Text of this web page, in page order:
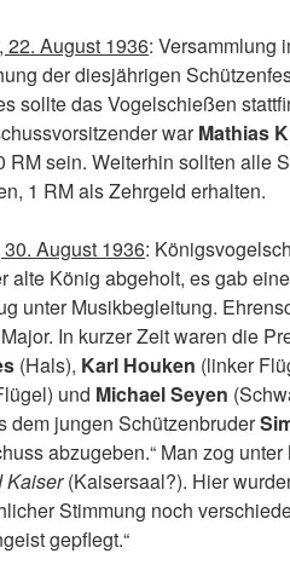
22. August 1936: Versammlung
der diesjährigen
sollte das Vogelschießen
warMathias
RM sein. Weiterhin sollten alle
1 RM als Zehrgeld erhalten.
August 1936:
alte König abgeholt, es gab
unter Musikbegleitung.
In kurzer Zeit waren die
(Hals), Karl Houken (linker
und Michael Seyen
dem jungen Schützenbruder
abzugeben.“ Man zog
Kaiser(Kaisersaal?). Hier
Stimmung noch
gepflegt.“